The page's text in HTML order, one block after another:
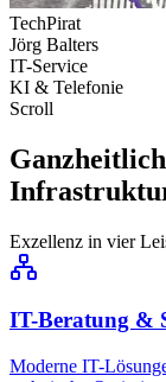
TechPirat
Jörg Balters
IT-Service
KI & Telefonie
Scroll
Exzellenz in vier
IT-Beratung &
Moderne IT-